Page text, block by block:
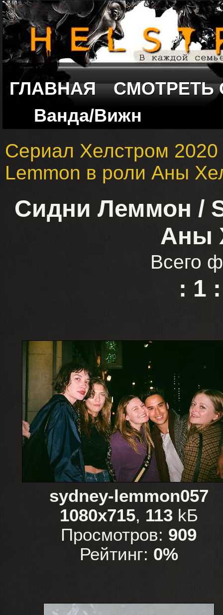
ГЛАВНАЯ
СМОТРЕТЬ
Ванда/Вижн
Сериал Хелстром 2020
Lemmon в роли Аны
Сидни Леммон /
Аны
Всего
: 1
sydney-lemmon057
1080x715, 113kБ
Просмотров: 909
Рейтинг: 0%